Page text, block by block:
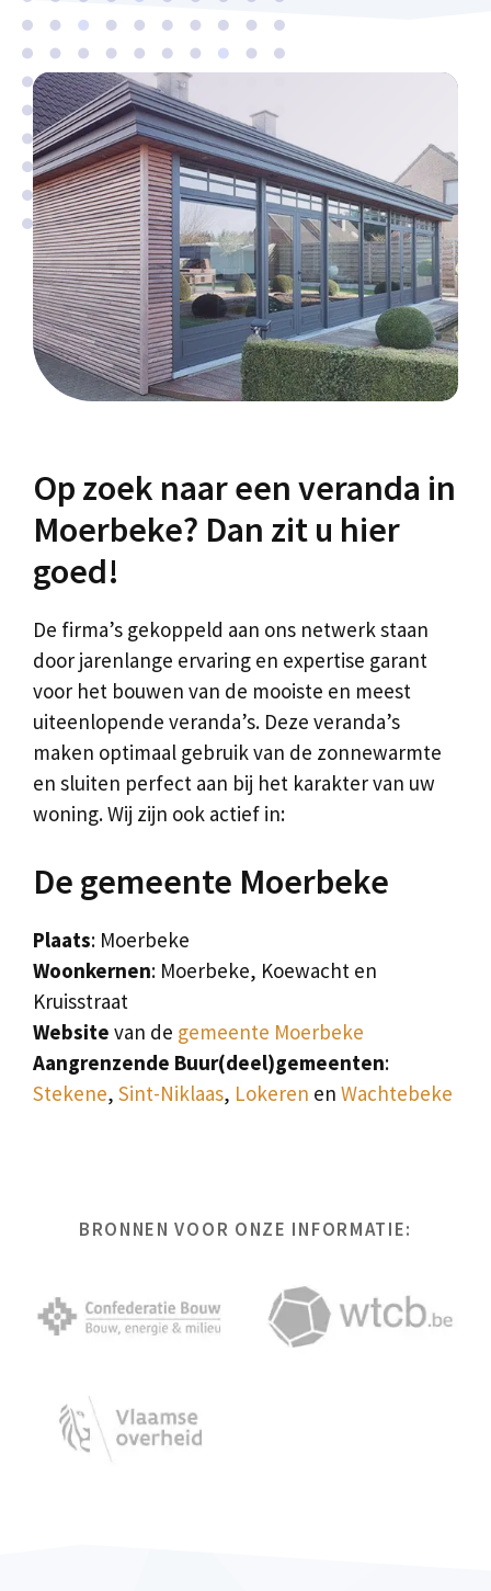
Op zoek naar een veranda in
Moerbeke? Dan zit u hier
goed!
De firma’s gekoppeld aan ons netwerk staan
door jarenlange ervaring en expertise garant
voor het bouwen van de mooiste en meest
uiteenlopende veranda’s. Deze veranda’s
maken optimaal gebruik van de zonnewarmte
en sluiten perfect aan bij het karakter van uw
woning. Wij zijn ook actief in:
De gemeente Moerbeke
Plaats: Moerbeke
Woonkernen: Moerbeke, Koewacht en
Kruisstraat
Website van de gemeente Moerbeke
Aangrenzende Buur(deel)gemeenten:
Stekene, Sint-Niklaas, Lokeren en Wachtebeke
BRONNEN VOOR ONZE INFORMATIE: